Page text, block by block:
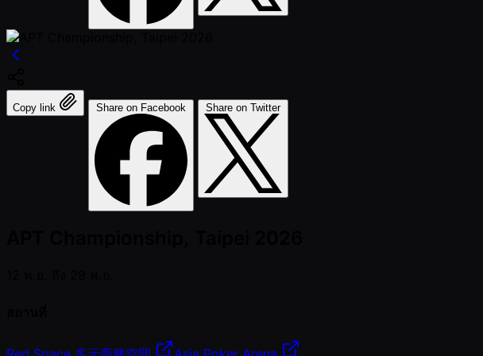
Copy link Share on Facebook Share on Twitter